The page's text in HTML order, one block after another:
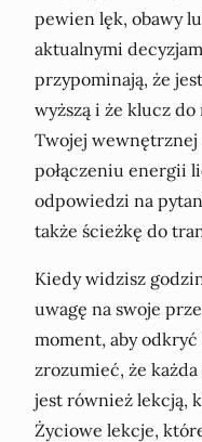
pewien lęk, obawy
aktualnymi
przypominają, że
wyższą i że klucz
Twojej
połączeniu energii
odpowiedzi na
także ścieżkę do
Kiedy widzisz
uwagę na swoje
moment, aby
zrozumieć, że
jest również lekcją,
Życiowe lekcje,